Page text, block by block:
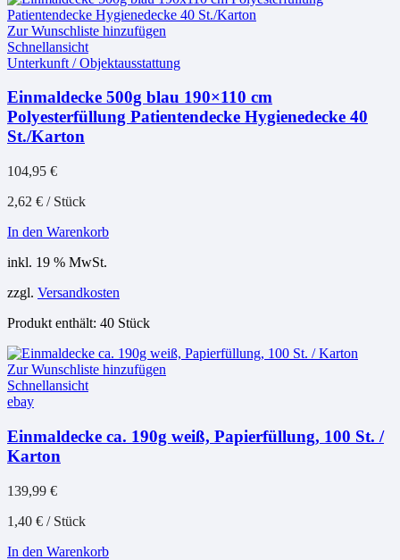
Zur Wunschliste hinzufügen
Schnellansicht
Unterkunft / Objektausstattung
Einmaldecke 500g blau 190×110 cm
Polyesterfüllung Patientendecke Hygienedecke 40
St./Karton
104,95 €
2,62 € / Stück
In den Warenkorb
inkl. 19 % MwSt.
zzgl. Versandkosten
Produkt enthält: 40 Stück
Zur Wunschliste hinzufügen
Schnellansicht
ebay
Einmaldecke ca. 190g weiß, Papierfüllung, 100 St. /
Karton
139,99 €
1,40 € / Stück
In den Warenkorb